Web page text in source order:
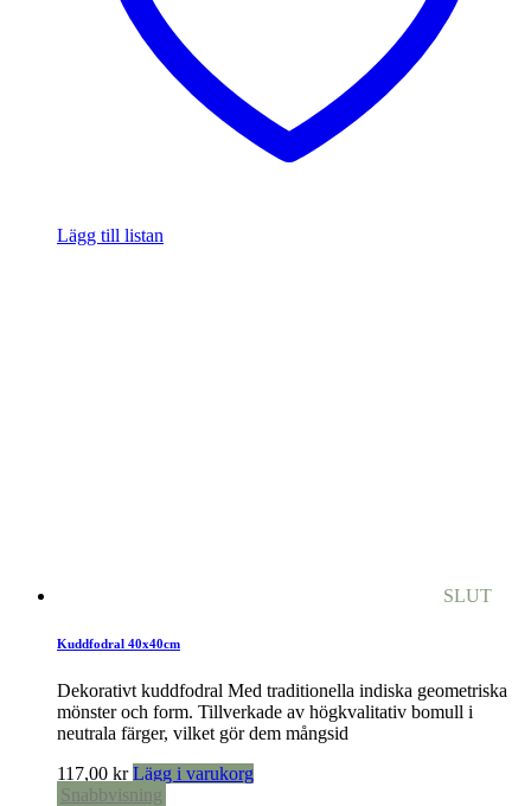
Lägg till listan
SLUT
Kuddfodral 40x40cm
Dekorativt kuddfodral Med traditionella indiska geometriska
mönster och form. Tillverkade av högkvalitativ bomull i
neutrala färger, vilket gör dem mångsid
117,00 kr Lägg i varukorg
Snabbvisning